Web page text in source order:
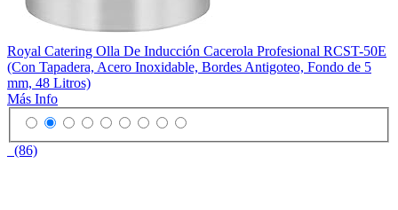
Royal Catering Olla De Inducción Cacerola Profesional RCST-50E
(Con Tapadera, Acero Inoxidable, Bordes Antigoteo, Fondo de 5
mm, 48 Litros)
Más Info
(86)